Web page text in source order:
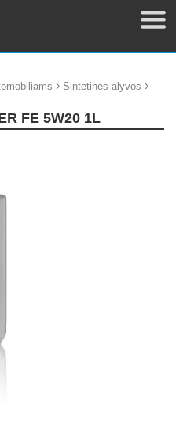
› Sintetinės alyvos ›
FE 5W20 1L